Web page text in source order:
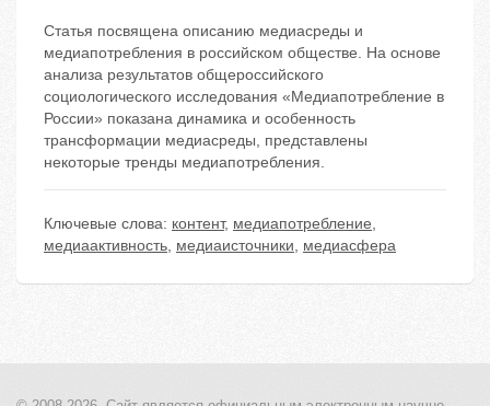
Статья посвящена описанию медиасреды и
медиапотребления в российском обществе. На основе
анализа результатов общероссийского
социологического исследования «Медиапотребление в
России» показана динамика и особенность
трансформации медиасреды, представлены
некоторые тренды медиапотребления.
Ключевые слова: контент, медиапотребление,
медиаактивность, медиаисточники, медиасфера